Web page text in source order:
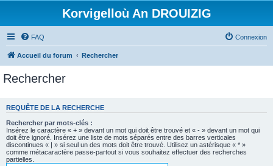
Korvigelloù An DROUIZIG
FAQ Connexion
Accueil du forum Rechercher
Rechercher
REQUÊTE DE LA RECHERCHE
Rechercher par mots-clés :
Insérez le caractère « + » devant un mot qui doit être trouvé et « - » devant un mot qui
doit être ignoré. Insérez une liste de mots séparés entre des barres verticales
discontinues « | » si seul un des mots doit être trouvé. Utilisez un astérisque « * »
comme métacaractère passe-partout si vous souhaitez effectuer des recherches
partielles.